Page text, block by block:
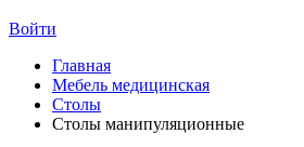
Войти
Главная
Мебель медицинская
Столы
Столы манипуляционные